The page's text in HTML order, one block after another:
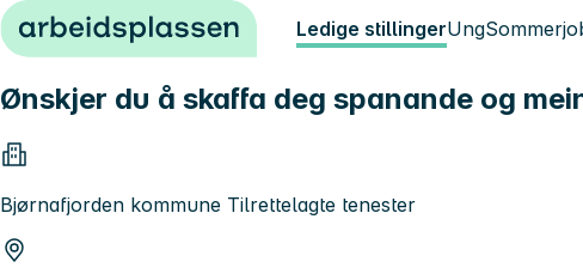
Hopp til innhold Ledige stillingerUng
Ønskjer du å skaffa deg spanande og
Bjørnafjorden kommune Tilrettelagte tenester